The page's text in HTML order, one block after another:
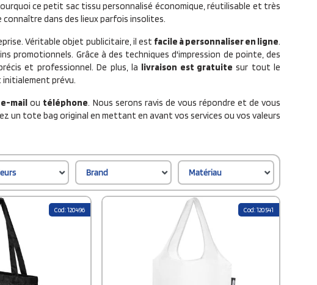
ce petit sac tissu personnalisé économique, réutilisable et très
dans des lieux parfois insolites.
Véritable objet publicitaire, il est facile à personnaliser en ligne.
promotionnels. Grâce à des techniques d'impression de pointe, des
et professionnel. De plus, la livraison est gratuite sur tout le
prévu.
e-mail ou téléphone. Nous serons ravis de vous répondre et de vous
un tote bag original en mettant en avant vos services ou vos valeurs
Brand Matériau
Cod: 120496 Cod: 120541